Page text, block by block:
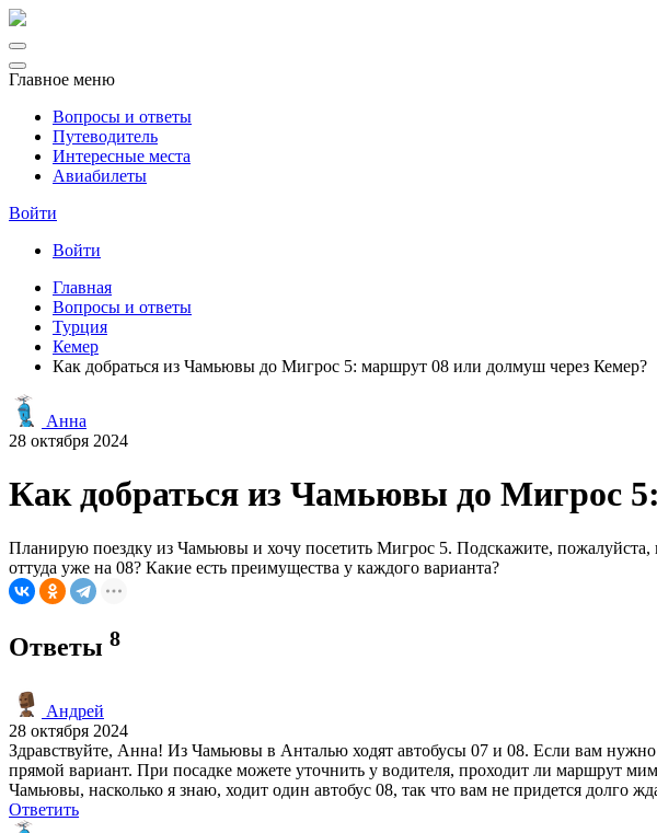
Главное меню
Вопросы и ответы
Путеводитель
Интересные места
Авиабилеты
Войти
Войти
Главная
Вопросы и ответы
Турция
Кемер
Как добраться из Чамьювы до Мигрос 5: маршрут 08 или долмуш через Кемер?
Анна
28 октября 2024
Как добраться из Чамьювы до Мигрос
Планирую поездку из Чамьювы и хочу посетить Мигрос 5. Подскажите, пожалуйста,
оттуда уже на 08? Какие есть преимущества у каждого варианта?
Ответы 8
Андрей
28 октября 2024
Здравствуйте, Анна! Из Чамьювы в Анталью ходят автобусы 07 и 08. Если вам
прямой вариант. При посадке можете уточнить у водителя, проходит ли маршрут
Чамьювы, насколько я знаю, ходит один автобус 08, так что вам не придется долго
Ответить